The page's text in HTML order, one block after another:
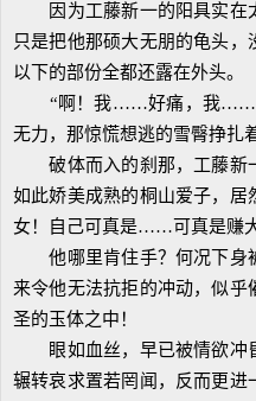
因为工藤新一的阳具实在
只是把他那硕大无朋的龟头
以下的部份全都还露在外头。
“啊！我……好痛，我……
无力，那惊慌想逃的雪臀挣扎
破体而入的刹那，工藤新一
如此娇美成熟的桐山爱子，居
女！自己可真是……可真是赚大
他哪里肯住手？何况下身
来令他无法抗拒的冲动，似乎
圣的玉体之中！
眼如血丝，早已被情欲冲
辗转哀求置若罔闻，反而更进